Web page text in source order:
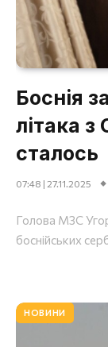
Боснія
літака з
сталось
07:48 | 27.11.2025
Голова МЗС
боснійських
НОВИНИ